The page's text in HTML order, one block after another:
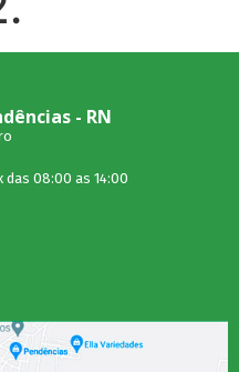
- RN
das 08:00 as 14:00